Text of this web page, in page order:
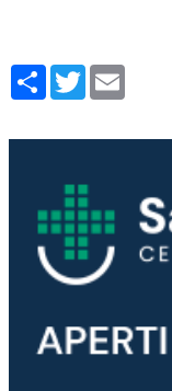
Condividi
Twitter